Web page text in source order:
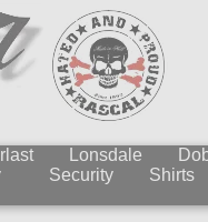
Lonsdale
Security Shirts